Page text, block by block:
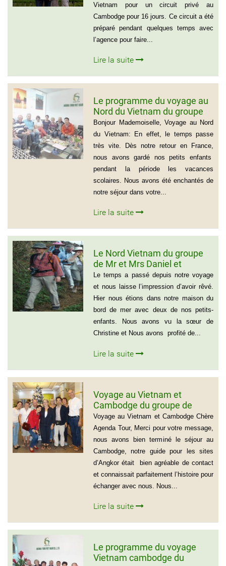
Vietnam pour un circuit privé au
Cambodge pour 16 jours. Ce circuit a été
préparé pendant quelques temps avec
l’agence pour faire...
Lire la suite
Le programme du voyage au
Nord du Vietnam du groupe
de Madame Jacqueline
MONTAGNE
Bonjour Mademoiselle, Voyage au Nord
du Vietnam: En effet, le temps passe
très vite. Dès notre retour en France,
nous avons gardé nos petits enfants
pendant la période les vacances
scolaires. Nous avons été enchantés de
notre séjour dans votre...
Lire la suite
Le Nord Vietnam du groupe
de Mr et Mrs Daniel et
Christine
Le temps a passé depuis notre voyage
et nous laisse l’impression d’avoir rêvé.
Hier nous étions dans notre maison du
bord de mer avec deux de nos petits-
enfants. Nous avons vu la sœur de
Christine et Nous avons profité de...
Lire la suite
Voyage au Vietnam et
Cambodge du groupe de
madame Josette et Michel
GUILLON ( 6 personnes) 37
jours
Voyage au Vietnam et Cambodge Chère
Agenda Tour, Merci pour votre message,
nous avons bien terminé le séjour au
Cambodge, notre guide pour les sites
d’Angkor était bien agréable de contact
et connaissait parfaitement l’histoire pour
échanger avec nous. Nous...
Lire la suite
Le programme du voyage
Vietnam cambodge du